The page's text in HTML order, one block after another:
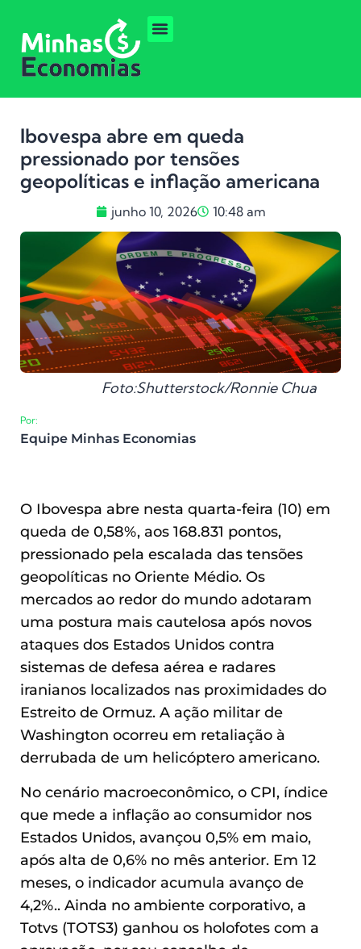
Ibovespa abre em queda
pressionado por tensões
geopolíticas e inflação americana
junho 10, 2026 10:48 am
Foto:Shutterstock/Ronnie Chua
Por:
Equipe Minhas Economias
O Ibovespa abre nesta quarta-feira (10) em
queda de 0,58%, aos 168.831 pontos,
pressionado pela escalada das tensões
geopolíticas no Oriente Médio. Os
mercados ao redor do mundo adotaram
uma postura mais cautelosa após novos
ataques dos Estados Unidos contra
sistemas de defesa aérea e radares
iranianos localizados nas proximidades do
Estreito de Ormuz. A ação militar de
Washington ocorreu em retaliação à
derrubada de um helicóptero americano.
No cenário macroeconômico, o CPI, índice
que mede a inflação ao consumidor nos
Estados Unidos, avançou 0,5% em maio,
após alta de 0,6% no mês anterior. Em 12
meses, o indicador acumula avanço de
4,2%.. Ainda no ambiente corporativo, a
Totvs (TOTS3) ganhou os holofotes com a